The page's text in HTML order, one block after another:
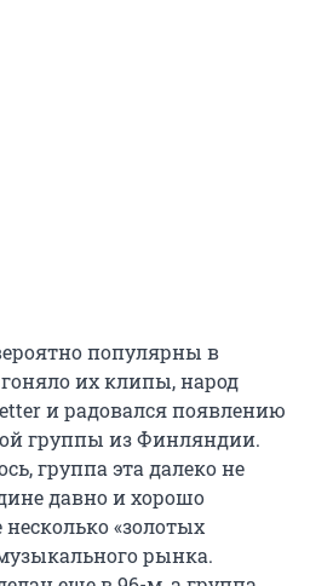
популярны в
их клипы, народ
и радовался появлению
группы из Финляндии.
группа эта далеко не
давно и хорошо
«золотых
рынка.